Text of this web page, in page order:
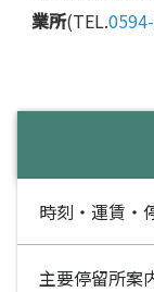
業所(TEL.
時刻・運賃・
主要停留所案